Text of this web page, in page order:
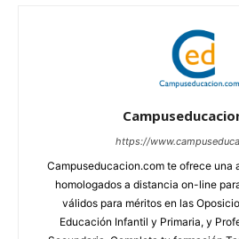
https://
Campuseducacion.com te ofrece una
homologados a distancia on-line
válidos para méritos en las
Educación Infantil y Primaria, y